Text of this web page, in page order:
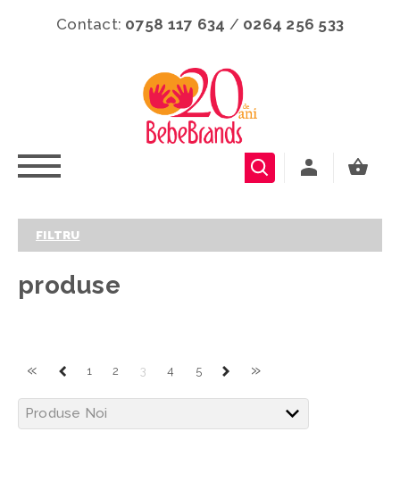
Contact: 0758 117 634 / 0264 256 533
FILTRU
produse
« 1 2 3 4 5 »